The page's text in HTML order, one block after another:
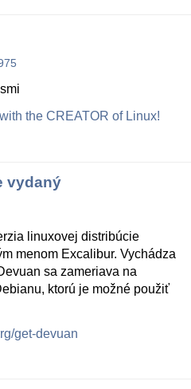
the CREATOR of Linux!
vydaný
linuxovej distribúcie
menom Excalibur. Vychádza
sa zameriava na
ktorú je možné použiť
get-devuan